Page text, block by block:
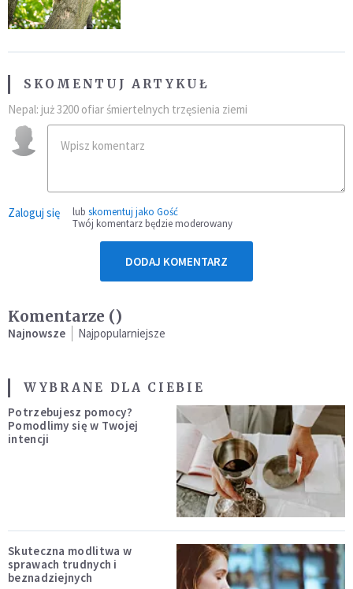
SKOMENTUJ ARTYKUŁ
Nepal: już 3200 ofiar śmiertelnych trzęsienia ziemi
Zaloguj się lub skomentuj jako Gość
Twój komentarz będzie moderowany
DODAJ KOMENTARZ
Komentarze ()
Najnowsze Najpopularniejsze
WYBRANE DLA CIEBIE
Potrzebujesz pomocy?
Pomodlimy się w Twojej
intencji
Skuteczna modlitwa w
sprawach trudnych i
beznadziejnych